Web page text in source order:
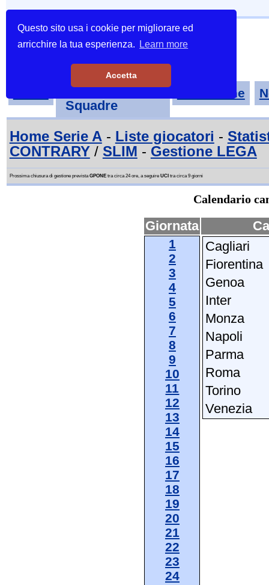
Questo sito usa i cookie per migliorare ed
arricchire la tua esperienza.
Learn more
Accetta
Tornei-
Squadre
Classifiche
Home Serie A- Liste giocatori -
CONTRARY/ SLIM - Gestione LEGA
Prossima chiusura di gestione previstaGPONEtra circa 24 ore, a seguire UCI tra circa 9 giorni
Calendario
Giornata
1
2
3
4
5
6
7
8
9
10
11
12
13
14
15
16
17
18
19
20
21
22
23
24
Cagliari
Fiorentina
Genoa
Inter
Monza
Napoli
Parma
Roma
Torino
Venezia